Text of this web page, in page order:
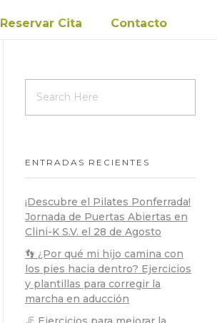
Reservar Cita Contacto
ENTRADAS RECIENTES
¡Descubre el Pilates Ponferrada!
Jornada de Puertas Abiertas en
Clini-K S.V. el 28 de Agosto
👣 ¿Por qué mi hijo camina con
los pies hacia dentro? Ejercicios
y plantillas para corregir la
marcha en aducción